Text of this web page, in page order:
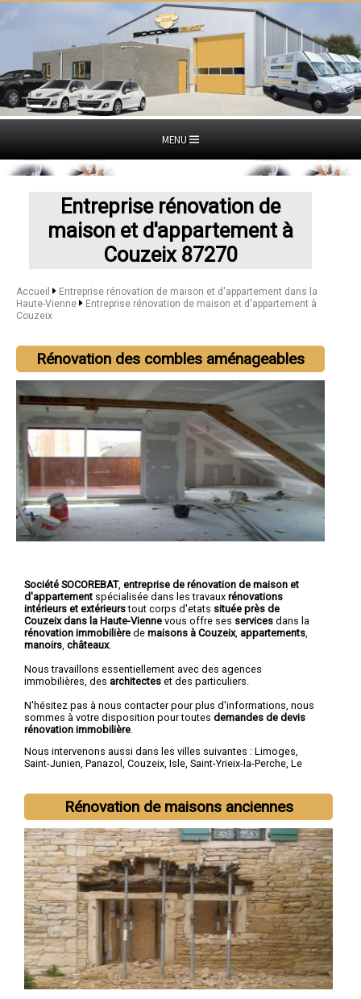
MENU
Entreprise rénovation de
maison et d'appartement à
Couzeix 87270
Accueil
Entreprise rénovation de maison et d'appartement dans la
Haute-Vienne
Entreprise rénovation de maison et d'appartement à
Couzeix
Rénovation des combles aménageables
Société SOCOREBAT, entreprise de rénovation de maison et
d'appartement spécialisée dans les travaux rénovations
intérieurs et extérieurstout corps d'etats située près de
Couzeix dans la Haute-Vienne vous offre ses services dans la
rénovation immobilière de maisons à Couzeix, appartements
manoirs châteaux.
Nous travaillons essentiellement avec des agences
immobilières, des architectes et des particuliers.
N'hésitez pas à nous contacter pour plus d'informations, nous
sommes à votre disposition pour toutes demandes de devis
rénovation immobilière
Nous intervenons aussi dans les villes suivantes : Limoges,
Saint-Junien, Panazol , Couzeix, Isle, Saint-Yrieix-la-Perche, Le
Rénovation de maisons anciennes